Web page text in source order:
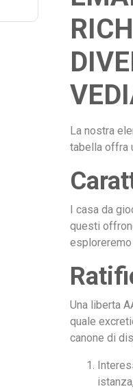
La nostra
tabella offra
I casa da
questi
Una liberta
quale
canone di